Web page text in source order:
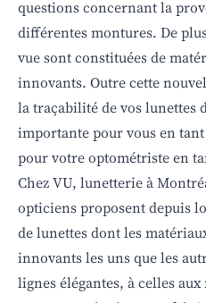
questions concernant la
différentes montures. De
vue sont constituées de
innovants. Outre cette
la traçabilité de vos lunettes
importante pour vous en
pour votre optométriste en
Chez VU, lunetterie à
opticiens proposent depuis
de lunettes dont les
innovants les uns que les
lignes élégantes, à celles